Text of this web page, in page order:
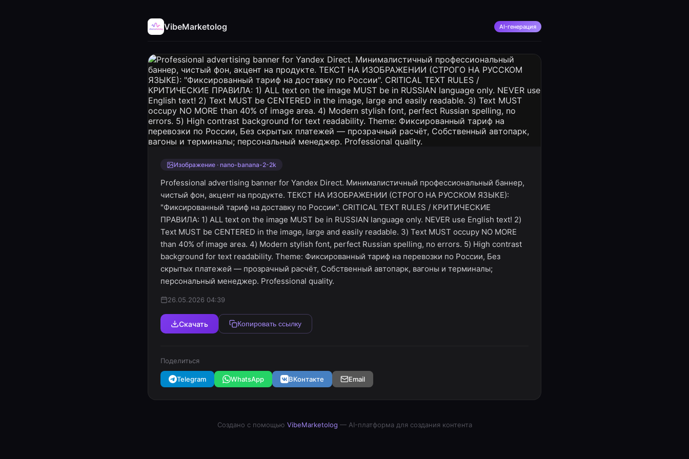
VibeMarketolog AI-генерация
Изображение · nano-banana-2-2k
Professional advertising banner for Yandex Direct. Минималистичный профессиональный баннер,
чистый фон, акцент на продукте. ТЕКСТ НА ИЗОБРАЖЕНИИ (СТРОГО НА РУССКОМ ЯЗЫКЕ):
"Фиксированный тариф на доставку по России". CRITICAL TEXT RULES / КРИТИЧЕСКИЕ
ПРАВИЛА: 1) ALL text on the image MUST be in RUSSIAN language only. NEVER use English text! 2)
Text MUST be CENTERED in the image, large and easily readable. 3) Text MUST occupy NO MORE
than 40% of image area. 4) Modern stylish font, perfect Russian spelling, no errors. 5) High contrast
background for text readability. Theme: Фиксированный тариф на перевозки по России, Без
скрытых платежей — прозрачный расчёт, Собственный автопарк, вагоны и терминалы;
персональный менеджер. Professional quality.
26.05.2026 04:39
Скачать Копировать ссылку
Поделиться
Telegram WhatsApp ВКонтакте Email
Создано с помощью VibeMarketolog — AI-платформа для создания контента